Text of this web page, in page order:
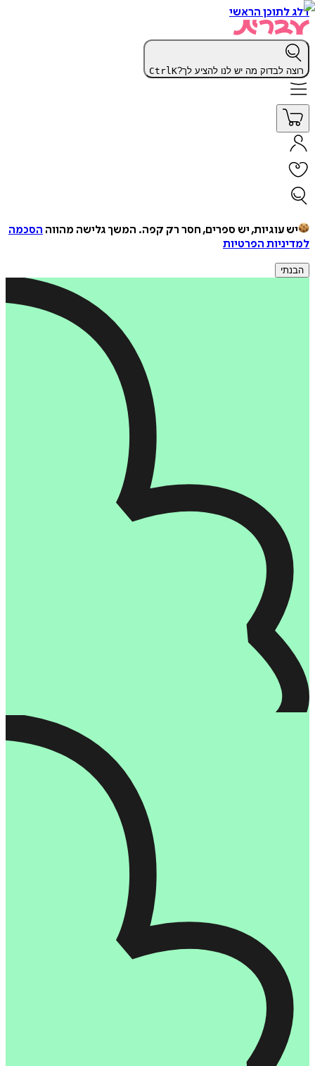
דלג לתוכן הראשי
רוצה לבדוק מה יש לנו להציע לך? CtrlK
יש עוגיות, יש ספרים, חסר רק קפה. המשך גלישה מהווה הסכמה
למדיניות הפרטיות
הבנתי